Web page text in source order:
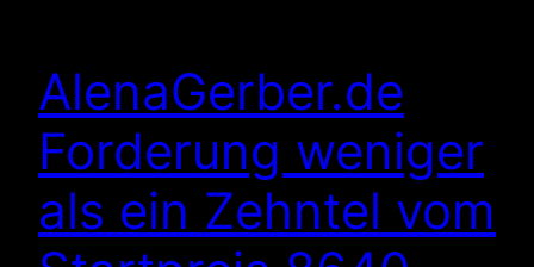
AlenaGerber.de
Forderung weniger
als ein Zehntel vom